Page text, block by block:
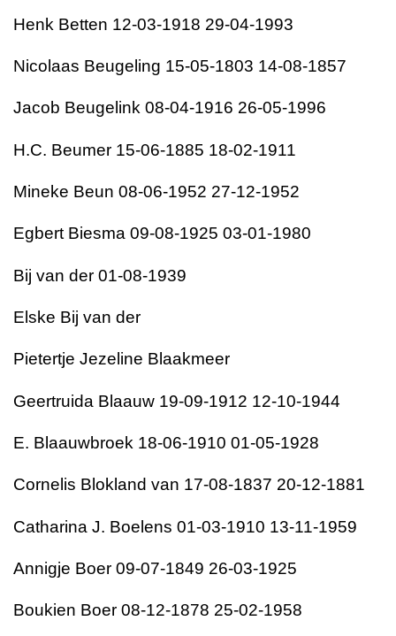
Henk Betten 12-03-1918 29-04-1993
Nicolaas Beugeling 15-05-1803 14-08-1857
Jacob Beugelink 08-04-1916 26-05-1996
H.C. Beumer 15-06-1885 18-02-1911
Mineke Beun 08-06-1952 27-12-1952
Egbert Biesma 09-08-1925 03-01-1980
Bij van der 01-08-1939
Elske Bij van der
Pietertje Jezeline Blaakmeer
Geertruida Blaauw 19-09-1912 12-10-1944
E. Blaauwbroek 18-06-1910 01-05-1928
Cornelis Blokland van 17-08-1837 20-12-1881
Catharina J. Boelens 01-03-1910 13-11-1959
Annigje Boer 09-07-1849 26-03-1925
Boukien Boer 08-12-1878 25-02-1958